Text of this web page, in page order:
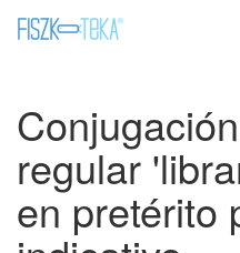
regular
en pretérito